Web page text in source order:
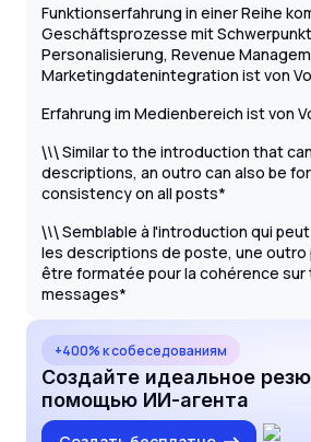
Funktionserfahrung in einer Reihe
Geschäftsprozesse mit
Personalisierung, Revenue
Marketingdatenintegration ist von
Erfahrung im Medienbereich ist von
\\\ Similar to the introduction that
descriptions, an outro can also be
consistency on all posts*
\\\ Semblable à l'introduction qui
les descriptions de poste, une
être formatée pour la cohérence sur
messages*
+400% к собеседованиям
Создайте идеальное
помощью ИИ-агента